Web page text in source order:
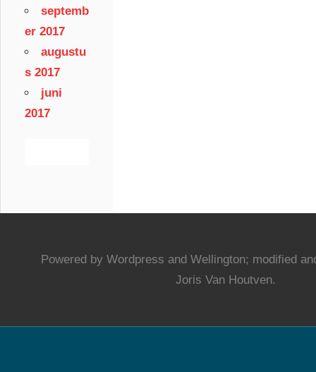
septemb
er 2017
augustu
s 2017
juni
2017
Powered by Wordpress and Wellington; modified
Joris Van Houtven.